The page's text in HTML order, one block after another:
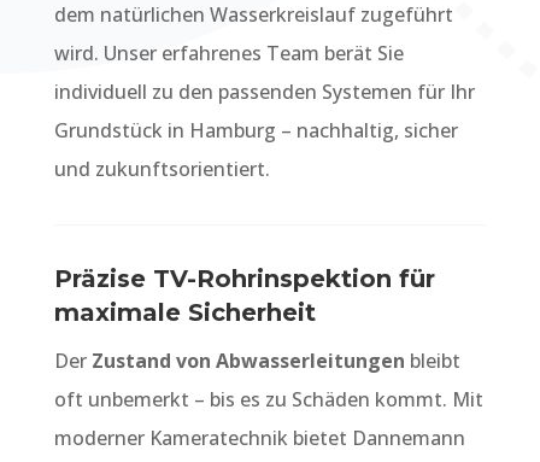
dem natürlichen Wasserkreislauf zugeführt
wird. Unser erfahrenes Team berät Sie
individuell zu den passenden Systemen für Ihr
Grundstück in Hamburg – nachhaltig, sicher
und zukunftsorientiert.
Präzise TV-Rohrinspektion für
maximale Sicherheit
Der Zustand von Abwasserleitungen bleibt
oft unbemerkt – bis es zu Schäden kommt. Mit
moderner Kameratechnik bietet Dannemann